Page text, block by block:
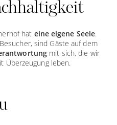
hat eine eigene Seele.
sind Gäste auf dem
mit sich, die wir
Überzeugung leben.